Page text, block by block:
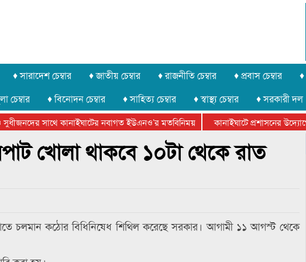
♦ সারাদেশ চেম্বার ♦ জাতীয় চেম্বার ♦ রাজনীতি চেম্বার ♦ প্রবাস চেম্বার ♦
চেম্বার ♦ বিনোদন চেম্বার ♦ সাহিত্য চেম্বার ♦ স্বাস্থ্য চেম্বার ♦ সরকারী দল
সাথে কানাইঘাটের নবাগত ইউএনও’র মতবিনিময় কানাইঘাটে প্রশাসনের
ফেডারেশানের বিভাগীয় অভিনয় কর্মশালা সম্পন্ন
খোলা থাকবে ১০টা থেকে রাত
চলমান কঠোর বিধিনিষেধ শিথিল করেছে সরকার। আগামী ১১ আগস্ট থেকে